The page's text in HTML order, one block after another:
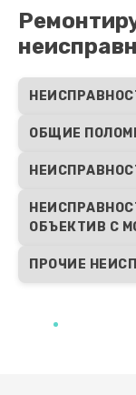
ОБЩИЕ
ОБЪЕКТИВ С
ПРОЧИЕ